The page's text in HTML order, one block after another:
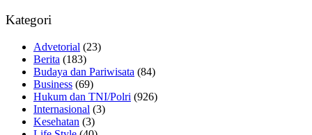
Kategori
Advetorial (23)
Berita (183)
Budaya dan Pariwisata (84)
Business (69)
Hukum dan TNI/Polri (926)
Internasional (3)
Kesehatan (3)